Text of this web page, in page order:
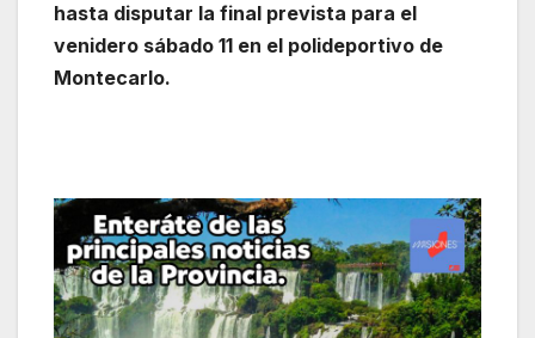
hasta disputar la final prevista para el
venidero sábado 11 en el polideportivo de
Montecarlo.